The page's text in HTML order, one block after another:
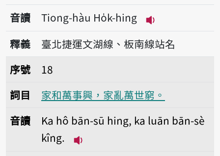
音讀
Tiong-hàu Ho̍k-hing
播放音讀
釋義
臺北捷運文湖線、板南線站名
序號18家和萬事興，家亂萬世窮。
序號
18
詞目
家和萬事興，家亂萬世窮。
音讀
Ka hô bān-sū hing, ka luān bān-sè
kîng.